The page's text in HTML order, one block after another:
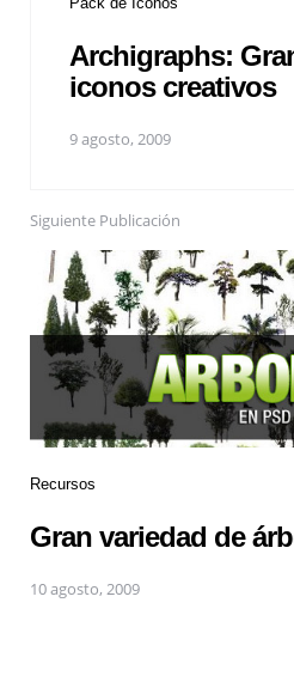
Archigraphs:
iconos creativos
9 agosto, 2009
Siguiente Publicación
Recursos
Gran variedad de
10 agosto, 2009